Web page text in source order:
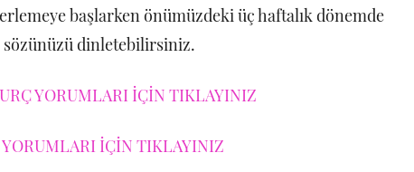
başlarken önümüzdeki üç haftalık dönemde
sözünüzü dinletebilirsiniz.
YORUMLARI İÇİN TIKLAYINIZ
YORUMLARI İÇİN TIKLAYINIZ